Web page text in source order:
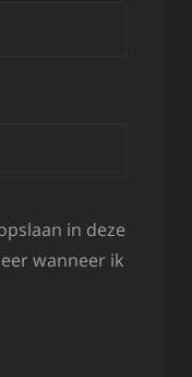
in deze
wanneer ik